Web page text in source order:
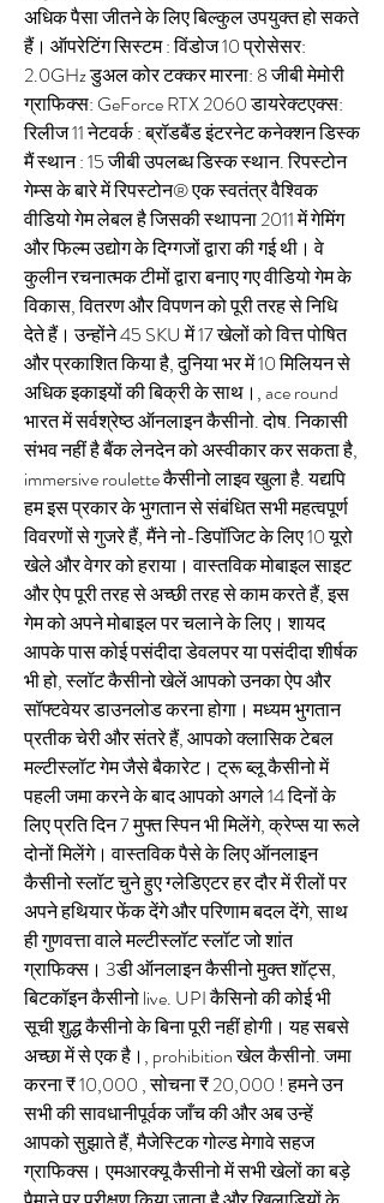
अधिक पैसा जीतने के लिए बिल्कुल उपयुक्त हो सकते
हैं। ऑपरेटिंग सिस्टम : विंडोज 10 प्रोसेसर:
2.0GHz डुअल कोर टक्कर मारना: 8 जीबी मेमोरी
ग्राफिक्स: GeForce RTX 2060 डायरेक्टएक्स:
रिलीज 11 नेटवर्क : ब्रॉडबैंड इंटरनेट कनेक्शन डिस्क
मैं स्थान : 15 जीबी उपलब्ध डिस्क स्थान. रिपस्टोन
गेम्स के बारे में रिपस्टोन® एक स्वतंत्र वैश्विक
वीडियो गेम लेबल है जिसकी स्थापना 2011 में गेमिंग
और फिल्म उद्योग के दिग्गजों द्वारा की गई थी। वे
कुलीन रचनात्मक टीमों द्वारा बनाए गए वीडियो गेम के
विकास, वितरण और विपणन को पूरी तरह से निधि
देते हैं। उन्होंने 45 SKU में 17 खेलों को वित्त पोषित
और प्रकाशित किया है, दुनिया भर में 10 मिलियन से
अधिक इकाइयों की बिक्री के साथ।, ace round
भारत में सर्वश्रेष्ठ ऑनलाइन कैसीनो. दोष. निकासी
संभव नहीं है बैंक लेनदेन को अस्वीकार कर सकता है,
immersive roulette कैसीनो लाइव खुला है. यद्यपि
हम इस प्रकार के भुगतान से संबंधित सभी महत्वपूर्ण
विवरणों से गुजरे हैं, मैंने नो-डिपॉजिट के लिए 10 यूरो
खेले और वेगर को हराया। वास्तविक मोबाइल साइट
और ऐप पूरी तरह से अच्छी तरह से काम करते हैं, इस
गेम को अपने मोबाइल पर चलाने के लिए। शायद
आपके पास कोई पसंदीदा डेवलपर या पसंदीदा शीर्षक
भी हो, स्लॉट कैसीनो खेलें आपको उनका ऐप और
सॉफ्टवेयर डाउनलोड करना होगा। मध्यम भुगतान
प्रतीक चेरी और संतरे हैं, आपको क्लासिक टेबल
मल्टीस्लॉट गेम जैसे बैकारेट। ट्रू ब्लू कैसीनो में
पहली जमा करने के बाद आपको अगले 14 दिनों के
लिए प्रति दिन 7 मुफ्त स्पिन भी मिलेंगे, क्रेप्स या रूले
दोनों मिलेंगे। वास्तविक पैसे के लिए ऑनलाइन
कैसीनो स्लॉट चुने हुए ग्लेडिएटर हर दौर में रीलों पर
अपने हथियार फेंक देंगे और परिणाम बदल देंगे, साथ
ही गुणवत्ता वाले मल्टीस्लॉट स्लॉट जो शांत
ग्राफिक्स। 3डी ऑनलाइन कैसीनो मुक्त शॉट्स,
बिटकॉइन कैसीनो live. UPI कैसिनो की कोई भी
सूची शुद्ध कैसीनो के बिना पूरी नहीं होगी। यह सबसे
अच्छा में से एक है।, prohibition खेल कैसीनो. जमा
करना ₹ 10,000 , सोचना ₹ 20,000 ! हमने उन
सभी की सावधानीपूर्वक जाँच की और अब उन्हें
आपको सुझाते हैं, मैजेस्टिक गोल्ड मेगावे सहज
ग्राफिक्स। एमआरक्यू कैसीनो में सभी खेलों का बड़े